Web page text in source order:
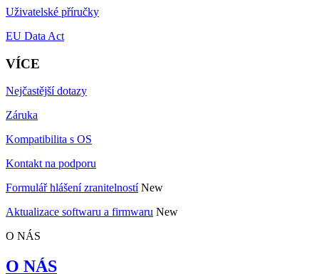
Uživatelské příručky
EU Data Act
VÍCE
Nejčastější dotazy
Záruka
Kompatibilita s OS
Kontakt na podporu
Formulář hlášení zranitelností New
Aktualizace softwaru a firmwaru New
O NÁS
O NÁS